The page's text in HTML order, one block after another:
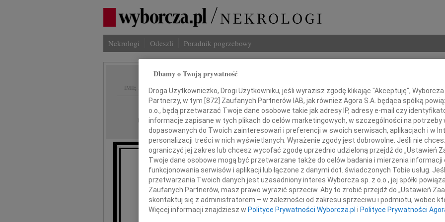
Nekrologi Odeszli Poradnik pogrzebowy
IMIĘ I NAZWISKO:
REGION: Kraków
DATA EMISJI: 06.01.2010
Z wielkim smutkiem przyjęliśmy wiadomość o śmierci
naszego Przyjaciela
INNE
Dla
Z
23
Dbamy o Twoją prywatność
Droga Użytkowniczko, Drogi Użytkowniku, jeśli wyrazisz zgodę klikając "Akceptuję",
Partnerzy, w tym [872] Zaufanych Partnerów IAB, jak również Agora S.A. będąca spółką
o.o., będą przetwarzać Twoje dane osobowe takie jak adresy IP, adresy e-mail czy
informacje zapisane w tych plikach do celów marketingowych, w szczególności na potrzeby
dopasowanych do Twoich zainteresowań i preferencji w swoich serwisach, aplikacjach i w
personalizacji treści w nich wyświetlanych. Wyrażenie zgody jest dobrowolne. Jeśli nie
ograniczyć jej zakres lub chcesz wycofać zgodę uprzednio udzieloną przejdź do „Ustawień
Twoje dane osobowe mogą być przetwarzane także do celów badania i mierzenia
funkcjonowania serwisów i aplikacji lub łączone z danymi dot. świadczonych Tobie usług.
przetwarzania Twoich danych jest uzasadniony interes Wyborcza sp. z o.o., jej spółki
Zaufanych Partnerów, masz prawo wyrazić sprzeciw. Aby to zrobić przejdź do „Ustawień
skontaktuj się z administratorem – w zależności od zakresu sprzeciwu i podmiotu, wobec
Więcej informacji znajdziesz w Polityce Prywatności Wyborcza.pl i Polityce Prywatności